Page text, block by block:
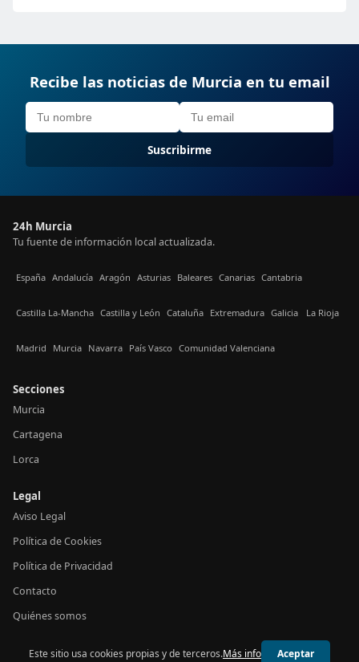
Recibe las noticias de Murcia en tu email
Suscribirme
24h Murcia
Tu fuente de información local actualizada.
España Andalucía Aragón Asturias Baleares Canarias Cantabria
Castilla La-Mancha Castilla y León Cataluña Extremadura Galicia La Rioja
Madrid Murcia Navarra País Vasco Comunidad Valenciana
Secciones
Murcia
Cartagena
Lorca
Legal
Aviso Legal
Política de Cookies
Política de Privacidad
Contacto
Quiénes somos
© 2026 24h Murcia
Este sitio usa cookies propias y de terceros.Más info Aceptar